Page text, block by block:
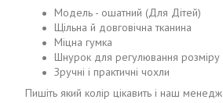
Модель - ошатний (Для Дітей)
Щільна й довговічна тканина
Міцна гумка
Шнурок для регулювання розміру
Зручні і практичні чохли
Пишіть який колір цікавить і наш